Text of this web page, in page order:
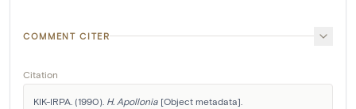
COMMENT CITER
Citation
KIK-IRPA. (1990). H. Apollonia [Object metadata].